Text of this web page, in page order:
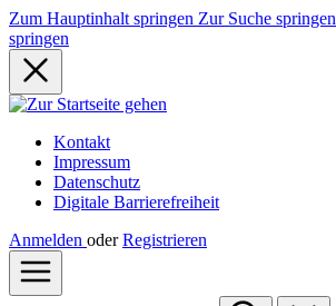
Zum Hauptinhalt springen Zur Suche springen
springen
Kontakt
Impressum
Datenschutz
Digitale Barrierefreiheit
Anmelden oder Registrieren